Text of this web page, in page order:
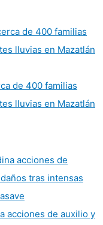
de 400 familias
lluvias en Mazatlán
acciones de auxilio y